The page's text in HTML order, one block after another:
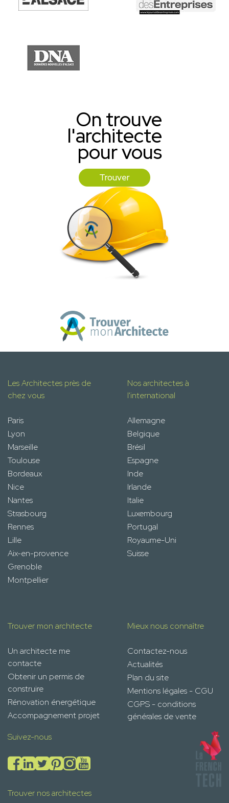
On trouve
l'architecte
pour vous
Trouver
Les Architectes près de
chez vous
Paris
Lyon
Marseille
Toulouse
Bordeaux
Nice
Nantes
Strasbourg
Rennes
Lille
Aix-en-provence
Grenoble
Montpellier
Nos architectes à
l'international
Allemagne
Belgique
Brésil
Espagne
Inde
Irlande
Italie
Luxembourg
Portugal
Royaume-Uni
Suisse
Trouver mon architecte
Un architecte me
contacte
Obtenir un permis de
construire
Rénovation énergétique
Accompagnement projet
Mieux nous connaître
Contactez-nous
Actualités
Plan du site
Mentions légales - CGU
CGPS - conditions
générales de vente
Suivez-nous
Trouver nos architectes